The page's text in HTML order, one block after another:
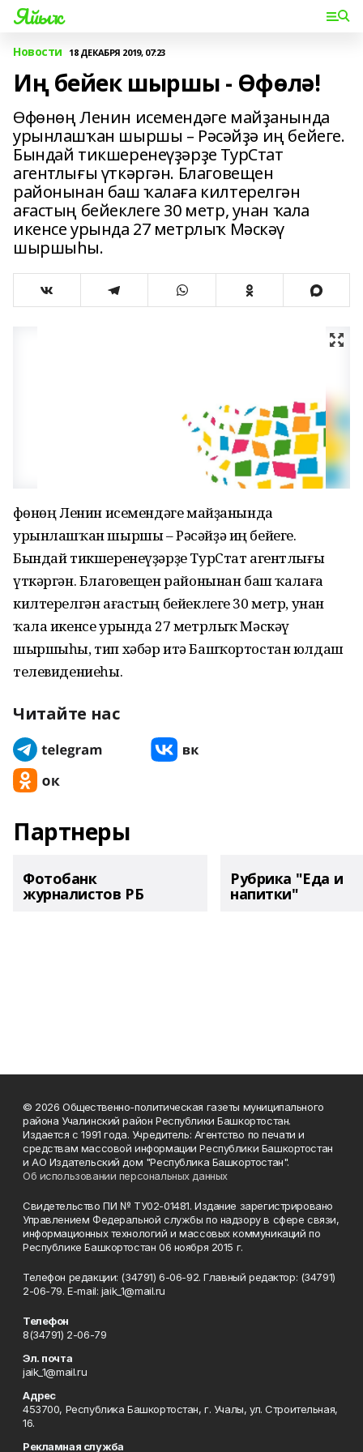
Яйыҡ
Новости 18 ДЕКАБРЯ 2019, 07:23
Иң бейек шыршы - Өфөлә!
Өфөнөң Ленин исемендәге майҙанында
урынлашҡан шыршы – Рәсәйҙә иң бейеге.
Бындай тикшеренеүҙәрҙе ТурСтат
агентлығы үткәргән. Благовещен
районынан баш ҡалаға килтерелгән
ағастың бейеклеге 30 метр, унан ҡала
икенсе урында 27 метрлыҡ Мәскәү
шыршыһы.
Өфөнөң Ленин исемендәге майҙанында
урынлашҡан шыршы – Рәсәйҙә иң бейеге.
Бындай тикшеренеүҙәрҙе ТурСтат агентлығы
үткәргән. Благовещен районынан баш ҡалаға
килтерелгән ағастың бейеклеге 30 метр, унан
ҡала икенсе урында 27 метрлыҡ Мәскәү
шыршыһы, тип хәбәр итә Башҡортостан юлдаш
телевидениеһы.
Читайте нас
Партнеры
Фотобанк
журналистов РБ
Рубрика "Еда и
напитки"
© 2026 Общественно-политическая газеты муниципального
района Учалинский район Республики Башкортостан.
Издается с 1991 года. Учредитель: Агентство по печати и
средствам массовой информации Республики Башкортостан
и АО Издательский дом "Республика Башкортостан".
Об использовании персональных данных
Свидетельство ПИ № ТУ02-01481. Издание зарегистрировано
Управлением Федеральной службы по надзору в сфере связи,
информационных технологий и массовых коммуникаций по
Республике Башкортостан 06 ноября 2015 г.
Телефон редакции: (34791) 6-06-92. Главный редактор: (34791)
2-06-79. Е-mаil: jaik_1@mail.ru
Телефон
8(34791) 2-06-79
Эл. почта
jaik_1@mail.ru
Адрес
453700, Республика Башкортостан, г. Учалы, ул. Строительная,
16.
Рекламная служба